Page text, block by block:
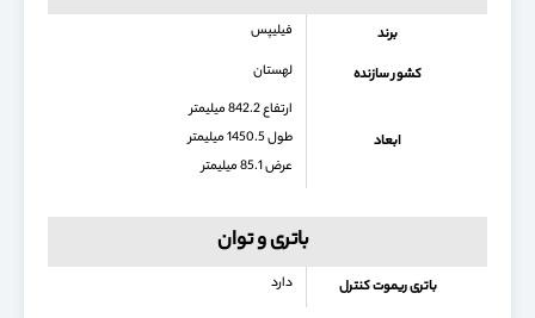
برند فیلیپس
کشور سازنده لهستان
ابعاد
ارتفاع 842.2 میلیمتر
طول 1450.5 میلیمتر
عرض 85.1 میلیمتر
باتری و توان
باتری ریموت کنترل دارد